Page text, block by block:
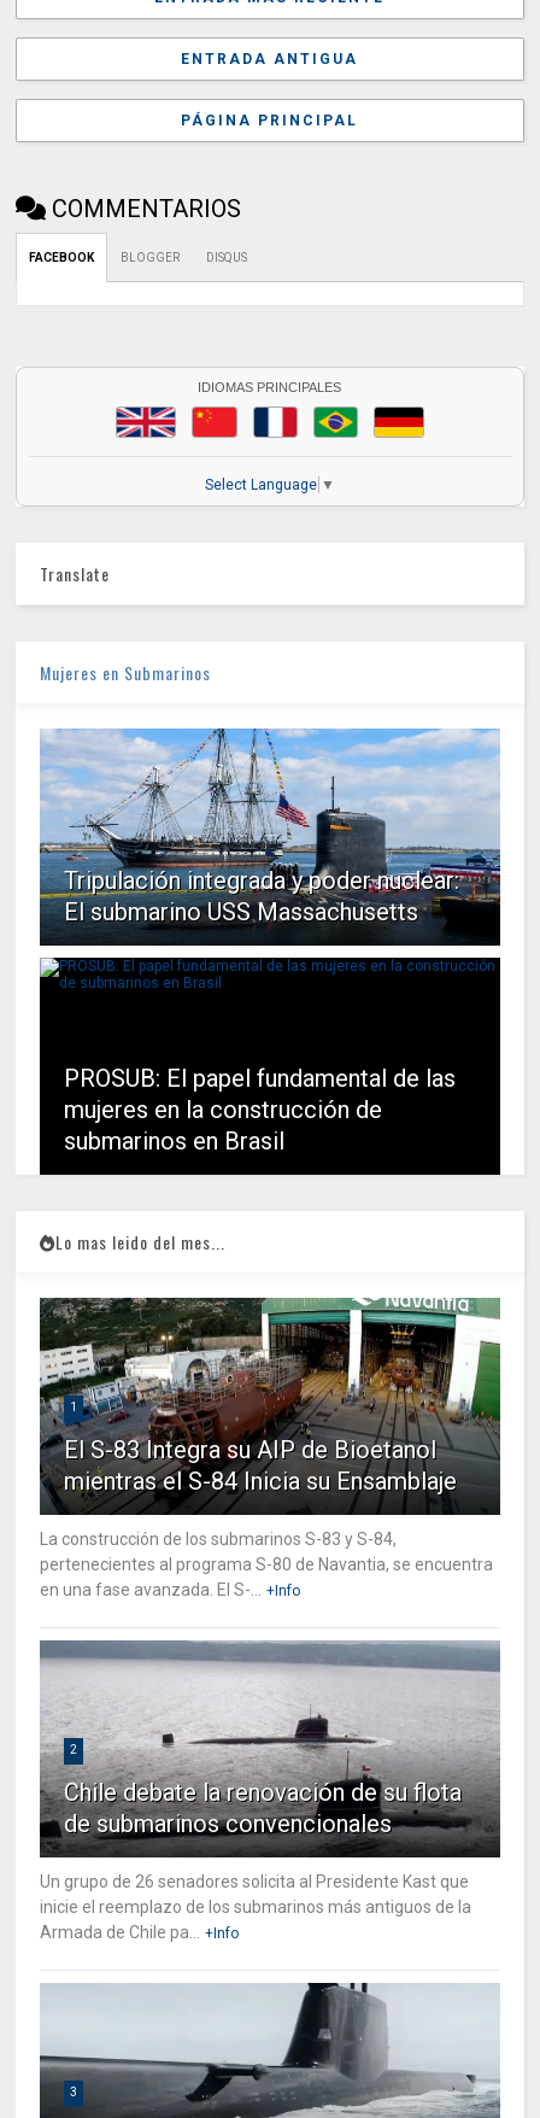
ENTRADA ANTIGUA
PÁGINA PRINCIPAL
COMMENTARIOS
FACEBOOK BLOGGER DISQUS
IDIOMAS PRINCIPALES
Select Language ▼
Translate
Mujeres en Submarinos
Tripulación integrada y poder nuclear:
El submarino USS Massachusetts
PROSUB: El papel fundamental de las
mujeres en la construcción de
submarinos en Brasil
Lo mas leido del mes...
1
El S-83 Integra su AIP de Bioetanol
mientras el S-84 Inicia su Ensamblaje
La construcción de los submarinos S-83 y S-84,
pertenecientes al programa S-80 de Navantia, se encuentra
en una fase avanzada. El S-...
+Info
2
Chile debate la renovación de su flota
de submarinos convencionales
Un grupo de 26 senadores solicita al Presidente Kast que
inicie el reemplazo de los submarinos más antiguos de la
Armada de Chile pa...
+Info
3